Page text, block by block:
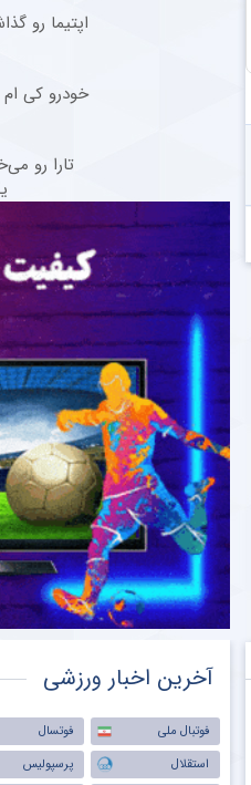
اپتیما رو
آخرین اخبار ورزشی
فوتبال ملی فوتسال
استقلال
پرسپولیس